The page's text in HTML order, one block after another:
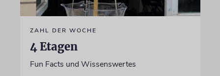
ZAHL DER WOCHE
4 Etagen
Fun Facts und Wissenswertes